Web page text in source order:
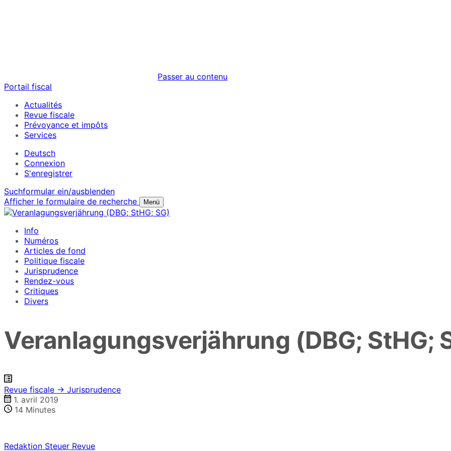
Passer au contenu
Portail fiscal
Actualités
Revue fiscale
Prévoyance et impôts
Services
Deutsch
Connexion
S'enregistrer
Suchformular ein/ausblenden
Afficher le formulaire de recherche
Menü
Info
Numéros
Articles de fond
Politique fiscale
Jurisprudence
Rendez-vous
Critiques
Divers
Veranlagungsverjährung (DBG; StHG;
Revue fiscale → Jurisprudence
1. avril 2019
14 Minutes
Redaktion Steuer Revue